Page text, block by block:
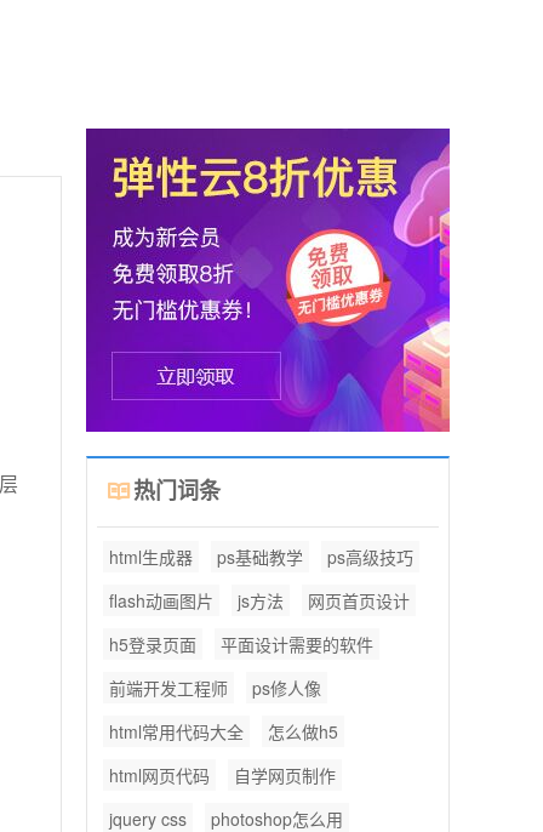
热门词条
html生成器 ps基础教学
ps高级技巧
flash动画图片
js方法
网页首页设计
h5登录页面
平面设计需要的软件
前端开发工程师
ps修人像
html常用代码大全
怎么做h5
html网页代码
自学网页制作
jquery css
photoshop怎么用